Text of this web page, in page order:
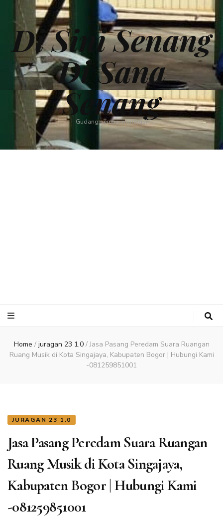
Di Sini Senang
Di Sana
Senang
Gudang semua informasi
Home / juragan 23 1.0 / Jasa Pasang Peredam Suara Ruangan
Ruang Musik di Kota Singajaya, Kabupaten Bogor | Hubungi Kami
-081259851001
JURAGAN 23 1.0
Jasa Pasang Peredam Suara Ruangan
Ruang Musik di Kota Singajaya,
Kabupaten Bogor | Hubungi Kami
-081259851001